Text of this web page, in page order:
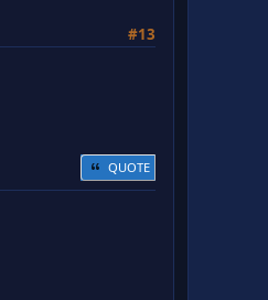
#13
QUOTE